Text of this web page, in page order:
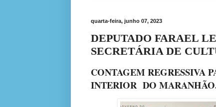
quarta-feira, junho 07, 2023
DEPUTADO FARAEL
SECRETÁRIA DE
CONTAGEM REGRESSIVA
INTERIOR DO